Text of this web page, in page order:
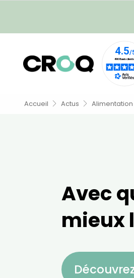
Accueil Actus Alimentation
Avec
mieux